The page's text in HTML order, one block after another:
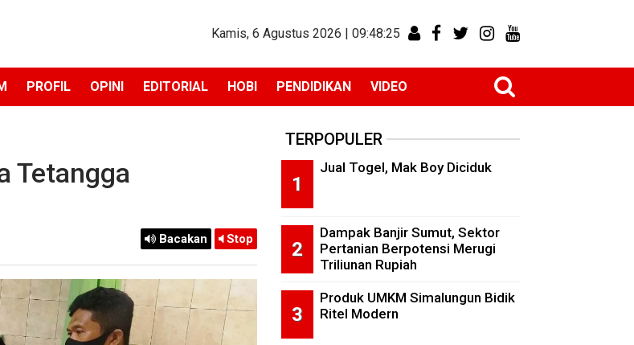
Kamis, 6 Agustus 2026 | 09:48:26
PROFIL OPINI EDITORIAL HOBI PENDIDIKAN VIDEO
Tetangga
Bacakan Stop
TERPOPULER
Jual Togel, Mak Boy Diciduk
Dampak Banjir Sumut, Sektor
Pertanian Berpotensi Merugi
Triliunan Rupiah
Produk UMKM Simalungun Bidik
Ritel Modern